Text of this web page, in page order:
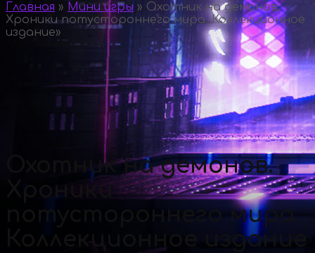
Главная » Мини игры » Охотник на демонов.
Хроники потустороннего мира. Коллекционное
издание»
Охотник на демонов.
Хроники
потустороннего мира.
Коллекционное издание